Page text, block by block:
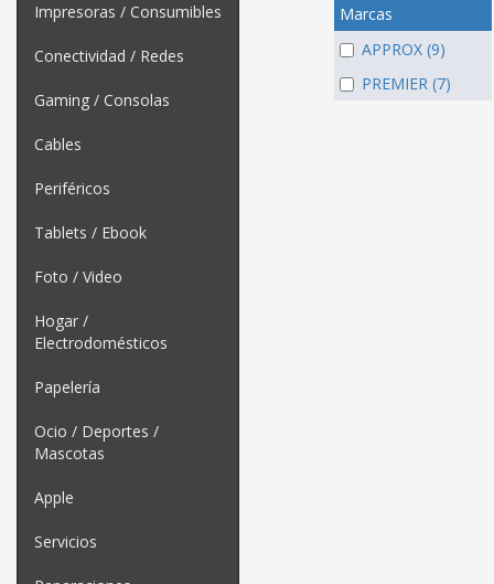
Impresoras / Consumibles
Conectividad / Redes
Gaming / Consolas
Cables
Periféricos
Tablets / Ebook
Foto / Video
Hogar /
Electrodomésticos
Papelería
Ocio / Deportes /
Mascotas
Apple
Servicios
Marcas
APPROX (9)
PREMIER (7)